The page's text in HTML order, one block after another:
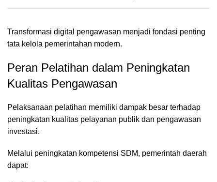
Transformasi digital pengawasan menjadi fondasi penting
tata kelola pemerintahan modern.
Peran Pelatihan dalam Peningkatan
Kualitas Pengawasan
Pelaksanaan pelatihan memiliki dampak besar terhadap
peningkatan kualitas pelayanan publik dan pengawasan
investasi.
Melalui peningkatan kompetensi SDM, pemerintah daerah
dapat: